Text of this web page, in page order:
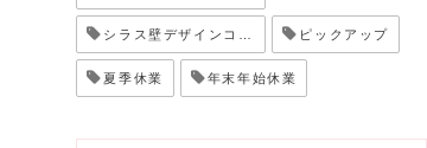
シラス壁デザインコンテスト ピックアップ
夏季休業 年末年始休業